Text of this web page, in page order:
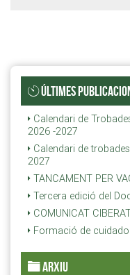
ÚLTIMES
Calendari de
2026 -2027
Calendari de
2027
TANCAMENT PER
Tercera edició del
COMUNICAT
Formació de
ARXIU